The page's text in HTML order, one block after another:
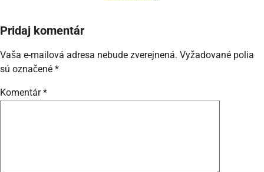
Pridaj komentár
Vaša e-mailová adresa nebude zverejnená. Vyžadované polia
sú označené *
Komentár*